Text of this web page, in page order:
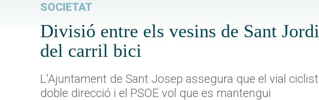
SOCIETAT
Divisió entre els vesins de Sant
del carril bici
L'Ajuntament de Sant Josep assegura que el vial
doble direcció i el PSOE vol que es mantengui